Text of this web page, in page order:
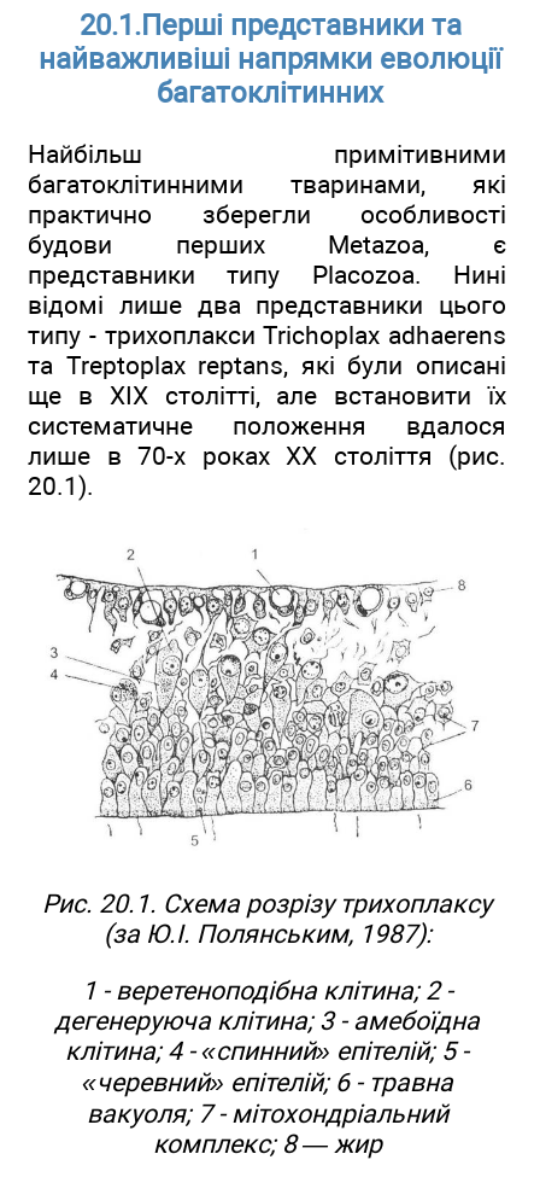
20.1.Перші представники та
найважливіші напрямки еволюції
багатоклітинних
Найбільш примітивними
багатоклітинними тваринами, які
практично зберегли особливості
будови перших Metazoa, є
представники типу Placozoa. Нині
відомі лише два представники цього
типу - трихоплакси Trichoplax adhaerens
та Treptoplax reptans, які були описані
ще в XIX столітті, але встановити їх
систематичне положення вдалося
лише в 70-х роках XX століття (рис.
20.1).
Рис. 20.1. Схема розрізу трихоплаксу
(за Ю.І. Полянським, 1987):
1 - веретеноподібна клітина; 2 -
дегенеруюча клітина; 3 - амебоїдна
клітина; 4 - «спинний» епітелій; 5 -
«черевний» епітелій; 6 - травна
вакуоля; 7 - мітохондріальний
комплекс; 8 — жир